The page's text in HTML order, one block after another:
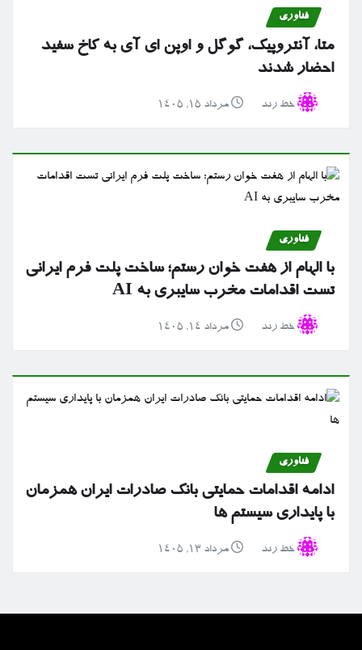
فناوری
متا، آنتروپیک، گوگل و اوپن ای آی به کاخ سفید
احضار شدند
خط رند مرداد ۱۵, ۱۴۰۵
فناوری
با الهام از هفت خوان رستم؛ ساخت پلت فرم ایرانی
تست اقدامات مخرب سایبری به AI
خط رند مرداد ۱۴, ۱۴۰۵
فناوری
ادامه اقدامات حمایتی بانک صادرات ایران همزمان
با پایداری سیستم ها
خط رند مرداد ۱۳, ۱۴۰۵